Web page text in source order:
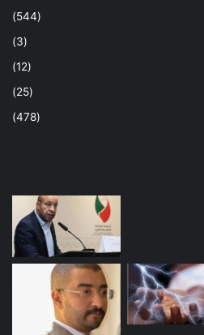
(544)
(3)
(12)
(25)
(478)